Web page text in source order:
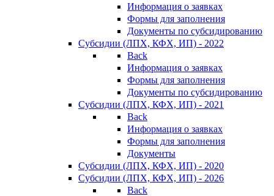
Информация о заявках
Формы для заполнения
Документы по субсидированию
Субсидии (ЛПХ, КФХ, ИП) - 2022
Back
Информация о заявках
Формы для заполнения
Документы по субсидированию
Субсидии (ЛПХ, КФХ, ИП) - 2021
Back
Информация о заявках
Формы для заполнения
Документы
Субсидии (ЛПХ, КФХ, ИП) - 2020
Субсидии (ЛПХ, КФХ, ИП) - 2026
Back